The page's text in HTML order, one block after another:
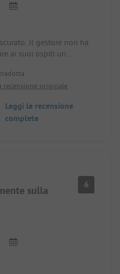
Il gestore non ha
ai suoi ospiti un
è percorso da
cani selvatici che
proprio sul mare e la
recensione originale
Leggi la recensione
completa
sulla
6